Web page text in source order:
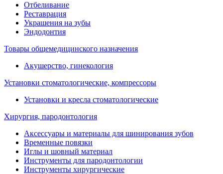
Отбеливание
Реставрация
Украшения на зубы
Эндодонтия
Товары общемедицинского назначения
Акушерство, гинекология
Установки стоматологические, компрессоры
Установки и кресла стоматологические
Хирургия, пародонтология
Аксессуары и материалы для шинирования зубов
Временные повязки
Иглы и шовный материал
Инструменты для пародонтологии
Инструменты хирургические